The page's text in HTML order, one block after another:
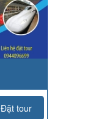
Đặt tour